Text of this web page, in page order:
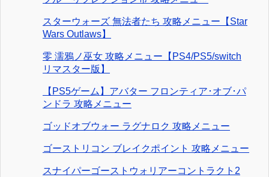
スターウォーズ 無法者たち 攻略メニュー【Star
Wars Outlaws】
零 濡鴉ノ巫女 攻略メニュー【PS4/PS5/switch
リマスター版】
【PS5ゲーム】アバター フロンティア･オブ･パ
ンドラ 攻略メニュー
ゴッドオブウォー ラグナロク 攻略メニュー
ゴーストリコン ブレイクポイント 攻略メニュー
スナイパーゴーストウォリアーコントラクト2